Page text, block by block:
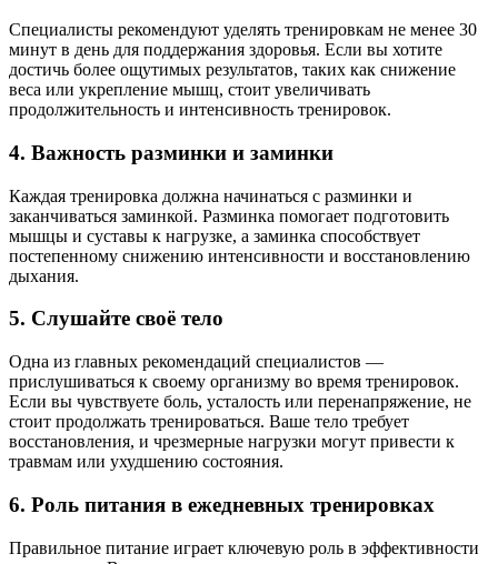
Специалисты рекомендуют уделять тренировкам не менее 30
минут в день для поддержания здоровья. Если вы хотите
достичь более ощутимых результатов, таких как снижение
веса или укрепление мышц, стоит увеличивать
продолжительность и интенсивность тренировок.
4. Важность разминки и заминки
Каждая тренировка должна начинаться с разминки и
заканчиваться заминкой. Разминка помогает подготовить
мышцы и суставы к нагрузке, а заминка способствует
постепенному снижению интенсивности и восстановлению
дыхания.
5. Слушайте своё тело
Одна из главных рекомендаций специалистов —
прислушиваться к своему организму во время тренировок.
Если вы чувствуете боль, усталость или перенапряжение, не
стоит продолжать тренироваться. Ваше тело требует
восстановления, и чрезмерные нагрузки могут привести к
травмам или ухудшению состояния.
6. Роль питания в ежедневных тренировках
Правильное питание играет ключевую роль в эффективности